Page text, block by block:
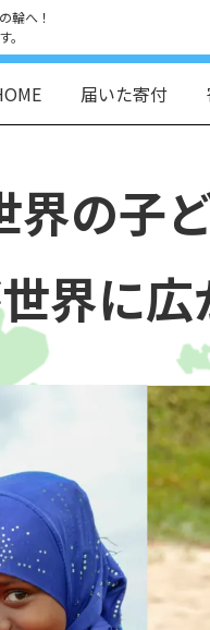
輪へ！
届いた寄付
の子
界に広